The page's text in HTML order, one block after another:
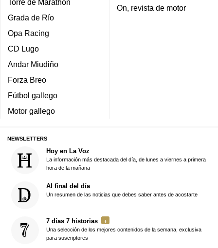
Grada de Río
Opa Racing
CD Lugo
Andar Miudiño
Forza Breo
Fútbol gallego
Motor gallego
On, revista de motor
NEWSLETTERS
Hoy en La Voz
La información más destacada del día, de lunes a viernes a primera
hora de la mañana
Al final del día
Un resumen de las noticias que debes saber antes de acostarte
7 días 7 historias
Una selección de los mejores contenidos de la semana, exclusiva
para suscriptores